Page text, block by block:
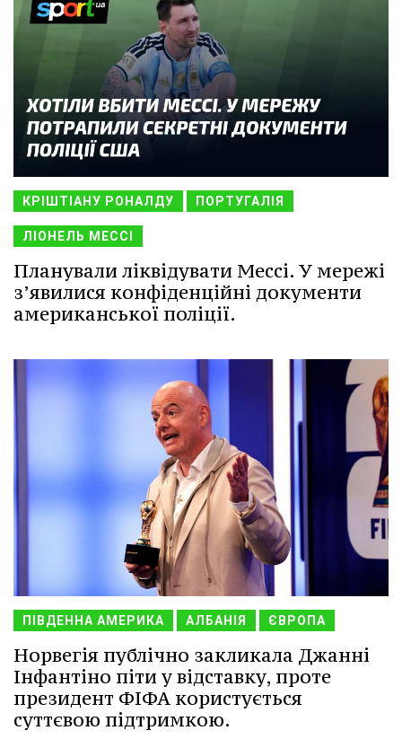
КРІШТІАНУ РОНАЛДУ ПОРТУГАЛІЯ
ЛІОНЕЛЬ МЕССІ
Планували ліквідувати Мессі. У мережі
з’явилися конфіденційні документи
американської поліції.
ПІВДЕННА АМЕРИКА АЛБАНІЯ ЄВРОПА
Норвегія публічно закликала Джанні
Інфантіно піти у відставку, проте
президент ФІФА користується
суттєвою підтримкою.